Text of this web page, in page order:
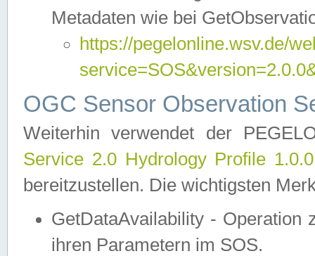
Metadaten wie bei
https://pegelonline.wsv.de/
OGC Sensor Observation
Weiterhin verwendet der
Service 2.0 Hydrology Profile
bereitzustellen. Die wichtigsten
GetDataAvailability - Operation
ihren Parametern im SOS.